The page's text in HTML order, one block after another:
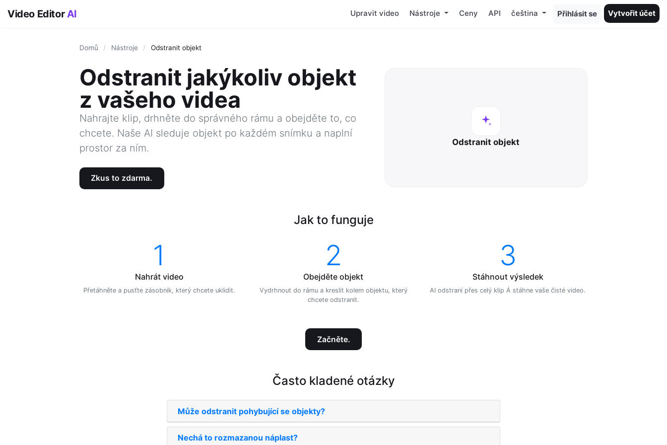
Video EditorAI Upravit video Nástroje Ceny API čeština Přihlásit se Vytvořit účet
Domů / Nástroje / Odstranit objekt
Odstranit jakýkoliv objekt
z vašeho videa
Nahrajte klip, drhněte do správného rámu a obejděte to, co
chcete. Naše AI sleduje objekt po každém snímku a naplní
prostor za ním.
Zkus to zdarma.
Odstranit objekt
Jak to funguje
1
Nahrát video
Přetáhněte a pusťte zásobník, který chcete uklidit.
2
Obejděte objekt
Vydrhnout do rámu a kreslit kolem objektu, který
chcete odstranit.
3
Stáhnout výsledek
AI odstraní přes celý klip Á stáhne vaše čisté video.
Začněte.
Často kladené otázky
Může odstranit pohybující se objekty?
Nechá to rozmazanou náplast?